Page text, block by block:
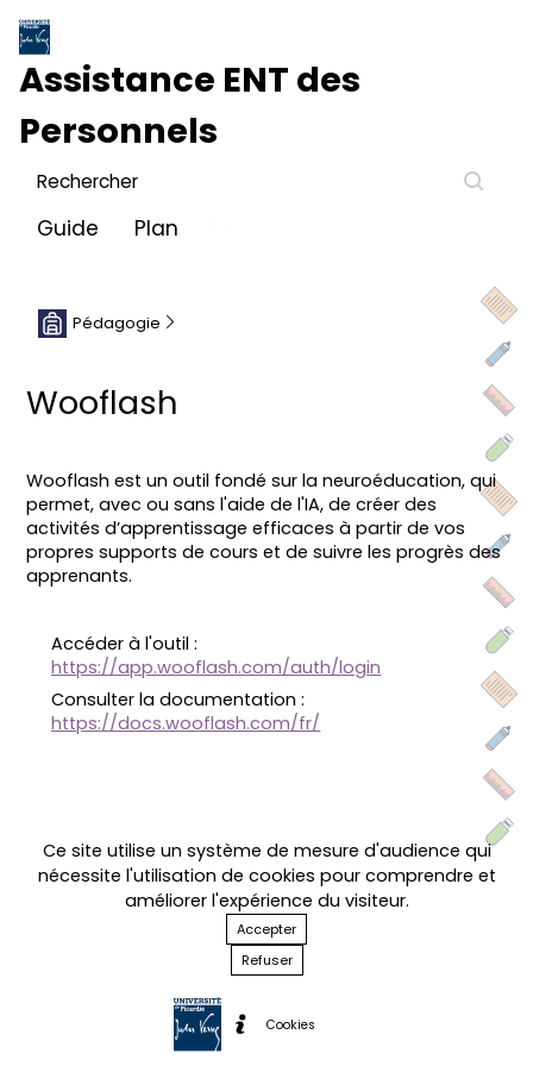
Ce site utilise un système de mesure d'audience qui
nécessite l'utilisation de cookies pour comprendre et
améliorer l'expérience du visiteur.
Accepter
Refuser
Assistance ENT des
Personnels
Guide Plan
Pédagogie
Wooflash
Wooflash est un outil fondé sur la neuroéducation, qui
permet, avec ou sans l'aide de l'IA, de créer des
activités d’apprentissage efficaces à partir de vos
propres supports de cours et de suivre les progrès des
apprenants.
Accéder à l'outil :
https://app.wooflash.com/auth/login
Consulter la documentation :
https://docs.wooflash.com/fr/
Cookies